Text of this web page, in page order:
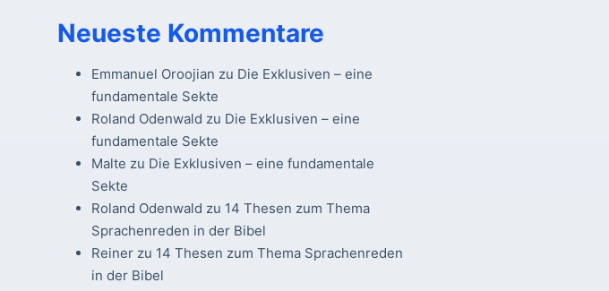
Neueste Kommentare
Emmanuel Oroojian zu Die Exklusiven – eine
fundamentale Sekte
Roland Odenwald zu Die Exklusiven – eine
fundamentale Sekte
Malte zu Die Exklusiven – eine fundamentale
Sekte
Roland Odenwald zu 14 Thesen zum Thema
Sprachenreden in der Bibel
Reinerzu 14 Thesen zum Thema Sprachenreden
in der Bibel